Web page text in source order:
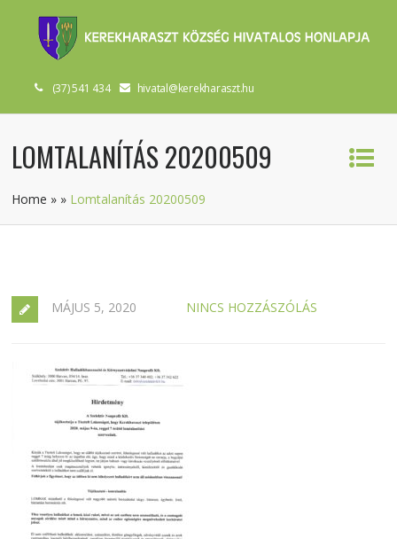
(37) 541 434 hivatal@kerekharaszt.hu
LOMTALANÍTÁS 20200509
Home » » Lomtalanítás 20200509
MÁJUS 5, 2020 NINCS HOZZÁSZÓLÁS